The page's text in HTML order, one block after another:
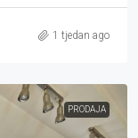
1 tjedan ago
PRODAJA